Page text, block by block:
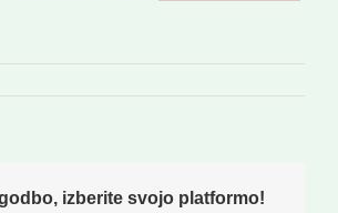
izberite svojo platformo!